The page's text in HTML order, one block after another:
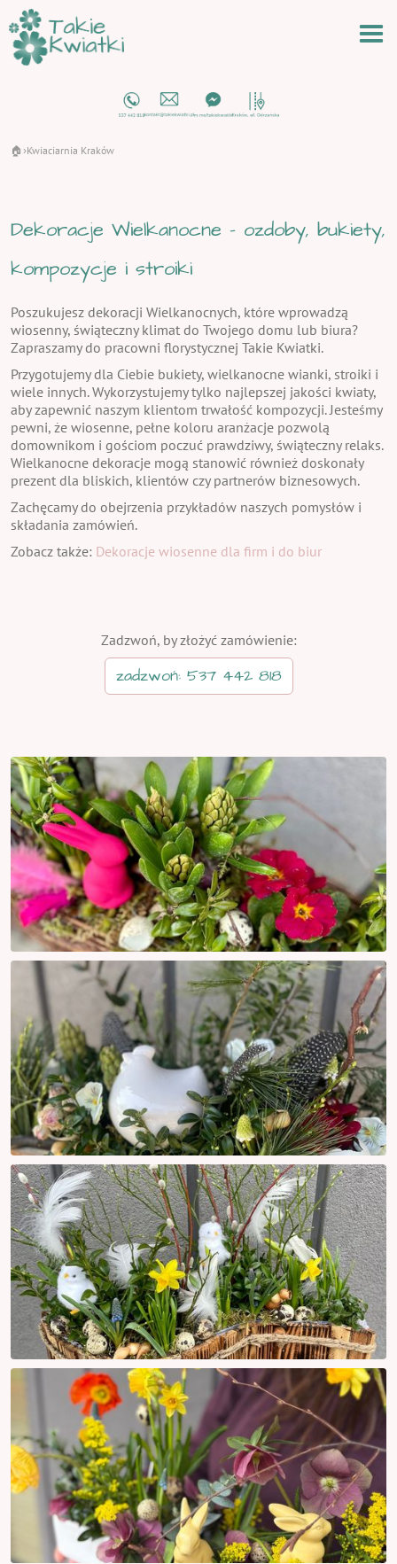
🏠 ›Kwiaciarnia Kraków
Dekoracje Wielkanocne - ozdoby, bukiety,
kompozycje i stroiki
Poszukujesz dekoracji Wielkanocnych, które wprowadzą
wiosenny, świąteczny klimat do Twojego domu lub biura?
Zapraszamy do pracowni florystycznej Takie Kwiatki.
Przygotujemy dla Ciebie bukiety, wielkanocne wianki, stroiki i
wiele innych. Wykorzystujemy tylko najlepszej jakości kwiaty,
aby zapewnić naszym klientom trwałość kompozycji. Jesteśmy
pewni, że wiosenne, pełne koloru aranżacje pozwolą
domownikom i gościom poczuć prawdziwy, świąteczny relaks.
Wielkanocne dekoracje mogą stanowić również doskonały
prezent dla bliskich, klientów czy partnerów biznesowych.
Zachęcamy do obejrzenia przykładów naszych pomysłów i
składania zamówień.
Zobacz także: Dekoracje wiosenne dla firm i do biur
Zadzwoń, by złożyć zamówienie:
zadzwoń: 537 442 818